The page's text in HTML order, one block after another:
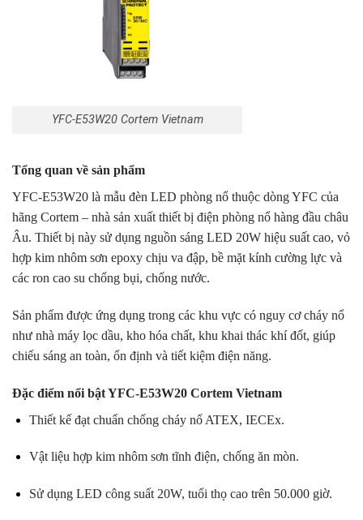
YFC-E53W20 Cortem Vietnam
Tổng quan về sản phẩm
YFC-E53W20 là mẫu đèn LED phòng nổ thuộc dòng YFC của
hãng Cortem – nhà sản xuất thiết bị điện phòng nổ hàng đầu châu
Âu. Thiết bị này sử dụng nguồn sáng LED 20W hiệu suất cao, vỏ
hợp kim nhôm sơn epoxy chịu va đập, bề mặt kính cường lực và
các ron cao su chống bụi, chống nước.
Sản phẩm được ứng dụng trong các khu vực có nguy cơ cháy nổ
như nhà máy lọc dầu, kho hóa chất, khu khai thác khí đốt, giúp
chiếu sáng an toàn, ổn định và tiết kiệm điện năng.
Đặc điểm nổi bật YFC-E53W20 Cortem Vietnam
Thiết kế đạt chuẩn chống cháy nổ ATEX, IECEx.
Vật liệu hợp kim nhôm sơn tĩnh điện, chống ăn mòn.
Sử dụng LED công suất 20W, tuổi thọ cao trên 50.000 giờ.